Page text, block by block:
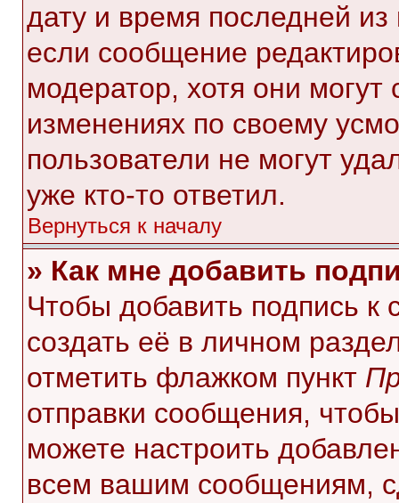
дату и время последней
если сообщение
модератор, хотя они
изменениях по своему
пользователи не могут
уже кто-то ответил.
Вернуться к началу
» Как мне добавить
Чтобы добавить подпись
создать её в личном
отметить флажком пункт
отправки сообщения,
можете настроить
всем вашим сообщениям,